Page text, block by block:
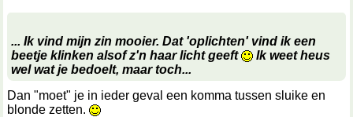
... Ik vind mijn zin mooier. Dat 'oplichten' vind ik een
beetje klinken alsof z'n haar licht geeft
Ik weet heus
wel wat je bedoelt, maar toch...
Dan "moet" je in ieder geval een komma tussen sluike en
blonde zetten.